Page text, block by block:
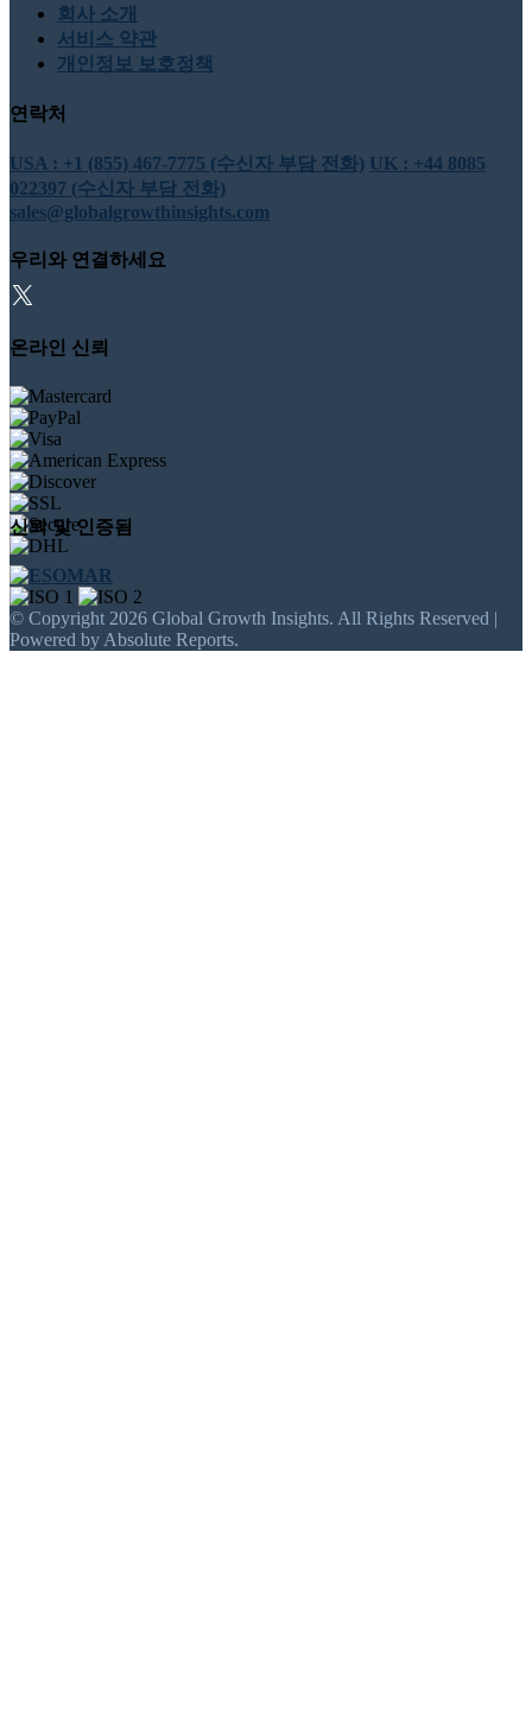
회사 소개
서비스 약관
개인정보 보호정책
연락처
USA : +1 (855) 467-7775 (수신자 부담 전화) UK : +44 8085
022397 (수신자 부담 전화)
sales@globalgrowthinsights.com
우리와 연결하세요
온라인 신뢰
신뢰 및 인증됨
© Copyright 2026 Global Growth Insights. All Rights Reserved |
Powered by Absolute Reports.